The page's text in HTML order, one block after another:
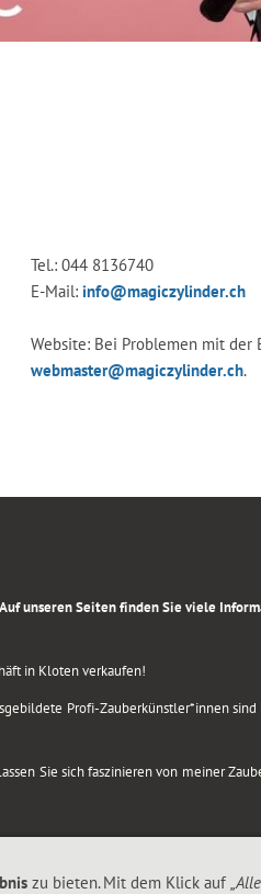
Tel.: 044 8136740
E-Mail: info@magiczylinder.ch
Website: Bei Problemen mit
webmaster@magiczylinder.ch.
Seiten finden Sie viele
in Kloten verkaufen!
Profi-Zauberkünstler*innen
Sie sich faszinieren von meiner
zu bieten. Mit dem Klick auf